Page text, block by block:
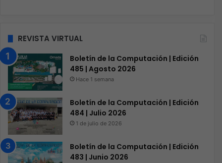
REVISTA VIRTUAL
Boletín de la Computación | Edición
485 | Agosto 2026
Hace 1 semana
Boletín de la Computación | Edición
484 | Julio 2026
1 de julio de 2026
Boletín de la Computación | Edición
483 | Junio 2026